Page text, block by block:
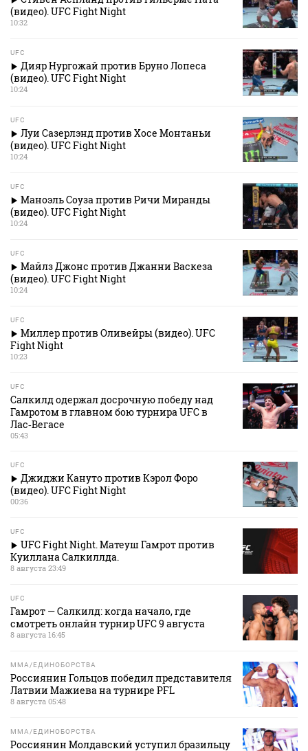
(видео). UFC Fight Night
10:32
UFC
Дияр Нургожай против Бруно Лопеса
(видео). UFC Fight Night
10:24
UFC
Луи Сазерлэнд против Хосе Монтаньи
(видео). UFC Fight Night
10:24
UFC
Маноэль Соуза против Ричи Миранды
(видео). UFC Fight Night
10:24
UFC
Майлз Джонс против Джанни Васкеза
(видео). UFC Fight Night
10:24
UFC
Миллер против Оливейры (видео). UFC
Fight Night
10:23
UFC
Салкилд одержал досрочную победу над
Гамротом в главном бою турнира UFC в
Лас‑Вегасе
05:43
UFC
Джиджи Кануто против Кэрол Форо
(видео). UFC Fight Night
00:36
UFC
UFC Fight Night. Матеуш Гамрот против
Куиллана Салкиллда.
8 августа 23:49
UFC
Гамрот — Салкилд: когда начало, где
смотреть онлайн турнир UFC 9 августа
8 августа 16:45
MMA/ЕДИНОБОРСТВА
Россиянин Гольцов победил представителя
Латвии Мажиева на турнире PFL
8 августа 05:48
MMA/ЕДИНОБОРСТВА
Россиянин Молдавский уступил бразильцу